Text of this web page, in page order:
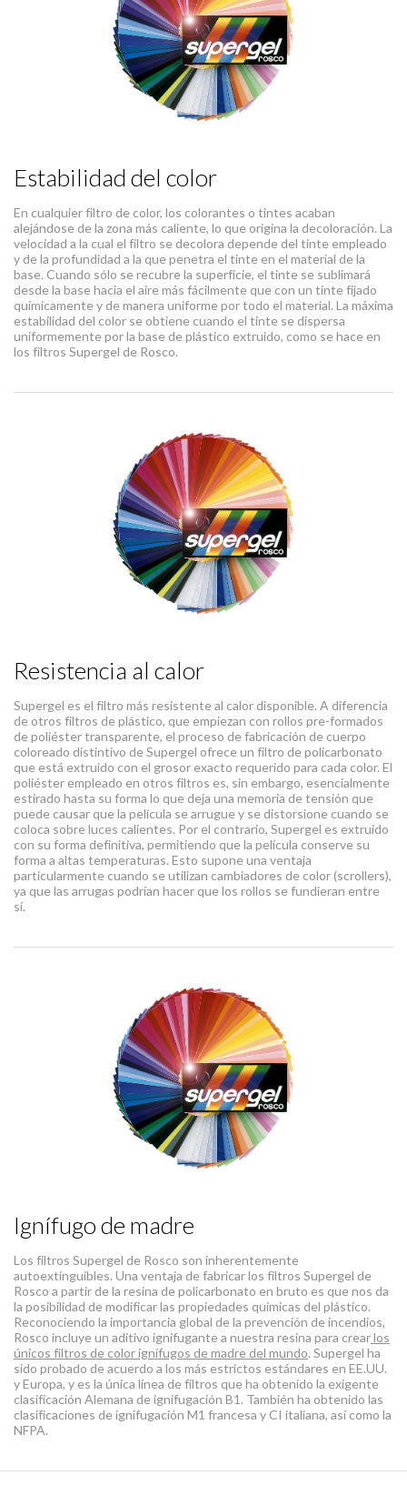
Estabilidad del color
En cualquier filtro de color, los colorantes o tintes acaban
alejándose de la zona más caliente, lo que origina la decoloración. La
velocidad a la cual el filtro se decolora depende del tinte empleado
y de la profundidad a la que penetra el tinte en el material de la
base. Cuando sólo se recubre la superficie, el tinte se sublimará
desde la base hacia el aire más fácilmente que con un tinte fijado
químicamente y de manera uniforme por todo el material. La máxima
estabilidad del color se obtiene cuando el tinte se dispersa
uniformemente por la base de plástico extruido, como se hace en
los filtros Supergel de Rosco.
Resistencia al calor
Supergel es el filtro más resistente al calor disponible. A diferencia
de otros filtros de plástico, que empiezan con rollos pre-formados
de poliéster transparente, el proceso de fabricación de cuerpo
coloreado distintivo de Supergel ofrece un filtro de policarbonato
que está extruido con el grosor exacto requerido para cada color. El
poliéster empleado en otros filtros es, sin embargo, esencialmente
estirado hasta su forma lo que deja una memoria de tensión que
puede causar que la película se arrugue y se distorsione cuando se
coloca sobre luces calientes. Por el contrario, Supergel es extruido
con su forma definitiva, permitiendo que la película conserve su
forma a altas temperaturas. Esto supone una ventaja
particularmente cuando se utilizan cambiadores de color (scrollers),
ya que las arrugas podrían hacer que los rollos se fundieran entre
sí.
Ignífugo de madre
Los filtros Supergel de Rosco son inherentemente
autoextinguibles. Una ventaja de fabricar los filtros Supergel de
Rosco a partir de la resina de policarbonato en bruto es que nos da
la posibilidad de modificar las propiedades químicas del plástico.
Reconociendo la importancia global de la prevención de incendios,
Rosco incluye un aditivo ignifugante a nuestra resina para crearlos
únicos filtros de color ignífugos de madre del mundo. Supergel ha
sido probado de acuerdo a los más estrictos estándares en EE.UU.
y Europa, y es la única línea de filtros que ha obtenido la exigente
clasificación Alemana de ignifugación B1. También ha obtenido las
clasificaciones de ignifugación M1 francesa y CI italiana, así como la
NFPA.